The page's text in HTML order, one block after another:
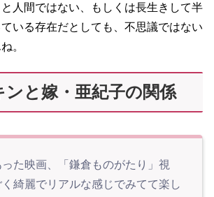
人間ではない、もしくは長生きして半
いる存在だとしても、不思議ではない
。
ンと嫁・亜紀子の関係
た映画、「鎌倉ものがたり」視
綺麗でリアルな感じでみてて楽し